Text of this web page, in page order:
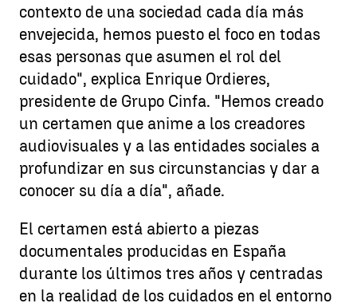
contexto de una sociedad cada día más
envejecida, hemos puesto el foco en todas
esas personas que asumen el rol del
cuidado", explica Enrique Ordieres,
presidente de Grupo Cinfa. "Hemos creado
un certamen que anime a los creadores
audiovisuales y a las entidades sociales a
profundizar en sus circunstancias y dar a
conocer su día a día", añade.
El certamen está abierto a piezas
documentales producidas en España
durante los últimos tres años y centradas
en la realidad de los cuidados en el entorno